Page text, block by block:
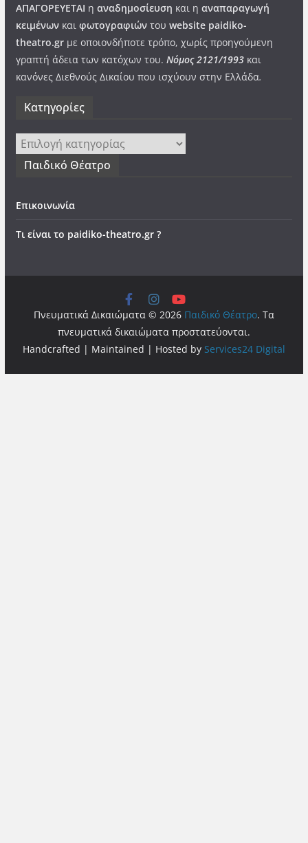
ΑΠΑΓΟΡΕΥΕΤΑΙ η αναδημοσίευση και η αναπαραγωγή
κειμένωνκαι φωτογραφιώντου website paidiko-
theatro.grμε οποιονδήποτε τρόπο, χωρίς προηγούμενη
γραπτή άδεια των κατόχων του. Νόμος 2121/1993και
κανόνες Διεθνούς Δικαίου που ισχύουν στην Ελλάδα.
Kατηγορίες
Kατηγορίες
Παιδικό Θέατρο
Επικοινωνία
Τι είναι το paidiko-theatro.gr ?
Πνευματικά Δικαιώματα © 2026 Παιδικό Θέατρο. Τα
πνευματικά δικαιώματα προστατεύονται.
Handcrafted | Maintained | Hosted by Services24 Digital